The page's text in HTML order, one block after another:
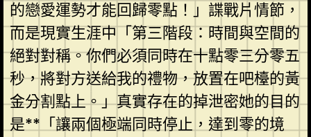
的戀愛運勢才能回歸零點！」諜戰片情節，
而是現實生涯中「第三階段：時間與空間的
絕對對稱。你們必須同時在十點零三分零五
秒，將對方送給我的禮物，放置在吧檯的黃
金分割點上。」真實存在的掉泄密她的目的
是**「讓兩個極端同時停止，達到零的境